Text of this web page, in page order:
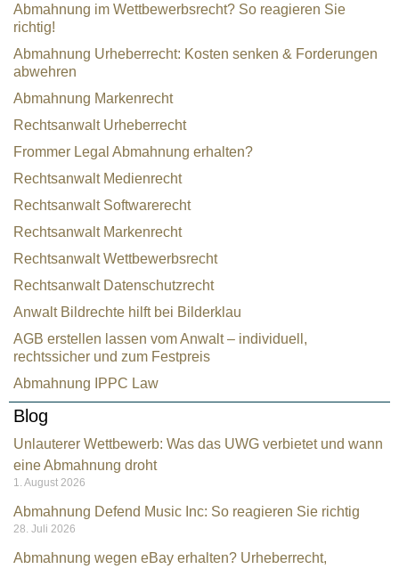
Abmahnung im Wettbewerbsrecht? So reagieren Sie
richtig!
Abmahnung Urheberrecht: Kosten senken & Forderungen
abwehren
Abmahnung Markenrecht
Rechtsanwalt Urheberrecht
Frommer Legal Abmahnung erhalten?
Rechtsanwalt Medienrecht
Rechtsanwalt Softwarerecht
Rechtsanwalt Markenrecht
Rechtsanwalt Wettbewerbsrecht
Rechtsanwalt Datenschutzrecht
Anwalt Bildrechte hilft bei Bilderklau
AGB erstellen lassen vom Anwalt – individuell,
rechtssicher und zum Festpreis
Abmahnung IPPC Law
Blog
Unlauterer Wettbewerb: Was das UWG verbietet und wann
eine Abmahnung droht
1. August 2026
Abmahnung Defend Music Inc: So reagieren Sie richtig
28. Juli 2026
Abmahnung wegen eBay erhalten? Urheberrecht,